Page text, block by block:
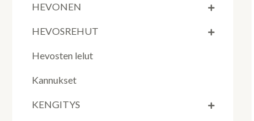
HEVONEN
HEVOSREHUT
Hevosten lelut
Kannukset
KENGITYS